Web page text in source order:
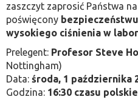
zaszczyt zaprosić Państwa na
poświęcony
wysokiego ciśnienia w
Prelegent: Profesor Steve
Nottingham)
Data: środa, 1 października
Godzina: 16:30 czasu